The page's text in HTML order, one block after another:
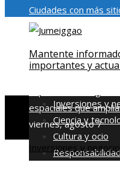
Ciudades con más
Humanidad y su
la inversión
en Bosnia y
espaciales que
viernes, agosto 7
Mantente
importantes y
Inversiones y
Ciencia y
Cultura y ocio
Inversiones y